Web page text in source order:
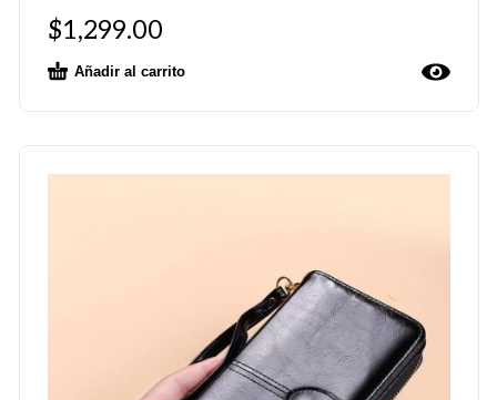
$1,299.00
Añadir al carrito